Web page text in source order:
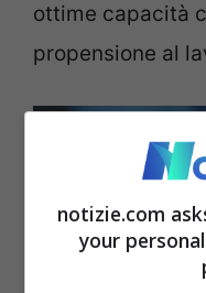
ottime capacità
propensione al
notizie.com
your